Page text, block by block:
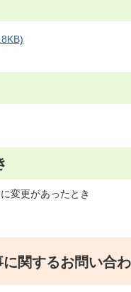
変更があったとき
に関するお問い合